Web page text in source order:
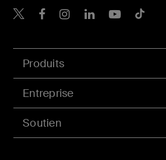
Produits
Entreprise
Soutien
Belkin Twitter
Belkin Facebook
BelkinBelkin